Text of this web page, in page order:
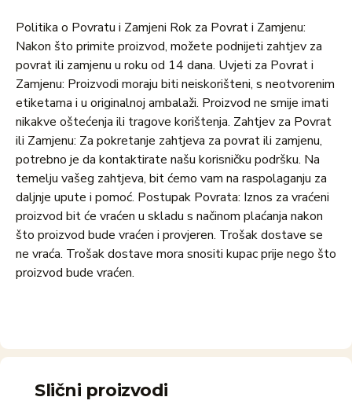
Politika o Povratu i Zamjeni Rok za Povrat i Zamjenu:
Nakon što primite proizvod, možete podnijeti zahtjev za
povrat ili zamjenu u roku od 14 dana. Uvjeti za Povrat i
Zamjenu: Proizvodi moraju biti neiskorišteni, s neotvorenim
etiketama i u originalnoj ambalaži. Proizvod ne smije imati
nikakve oštećenja ili tragove korištenja. Zahtjev za Povrat
ili Zamjenu: Za pokretanje zahtjeva za povrat ili zamjenu,
potrebno je da kontaktirate našu korisničku podršku. Na
temelju vašeg zahtjeva, bit ćemo vam na raspolaganju za
daljnje upute i pomoć. Postupak Povrata: Iznos za vraćeni
proizvod bit će vraćen u skladu s načinom plaćanja nakon
što proizvod bude vraćen i provjeren. Trošak dostave se
ne vraća. Trošak dostave mora snositi kupac prije nego što
proizvod bude vraćen.
Slični proizvodi